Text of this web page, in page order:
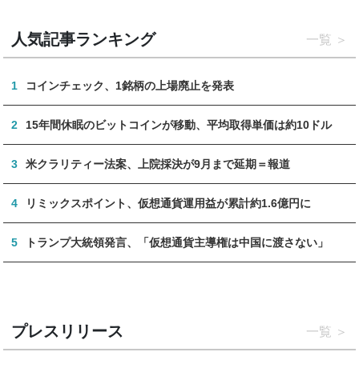
人気記事ランキング 一覧
1 コインチェック、1銘柄の上場廃止を発表
2 15年間休眠のビットコインが移動、平均取得単価は約10ドル
3 米クラリティー法案、上院採決が9月まで延期＝報道
4 リミックスポイント、仮想通貨運用益が累計約1.6億円に
5 トランプ大統領発言、「仮想通貨主導権は中国に渡さない」
プレスリリース 一覧